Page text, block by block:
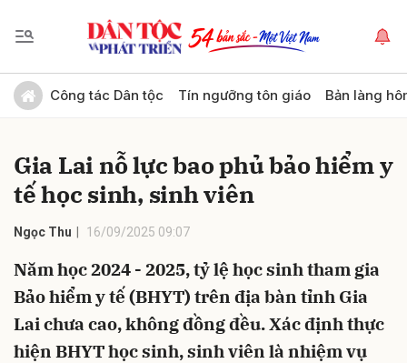
Công tác Dân tộc Tín ngưỡng tôn giáo Bản làng
Gia Lai nỗ lực bao phủ bảo hiểm y
tế học sinh, sinh viên
Ngọc Thu 16/09/2025 09:07
Năm học 2024 - 2025, tỷ lệ học sinh tham gia
Bảo hiểm y tế (BHYT) trên địa bàn tỉnh Gia
Lai chưa cao, không đồng đều. Xác định thực
hiện BHYT học sinh, sinh viên là nhiệm vụ
Gửi bình luận
Hủy Gửi